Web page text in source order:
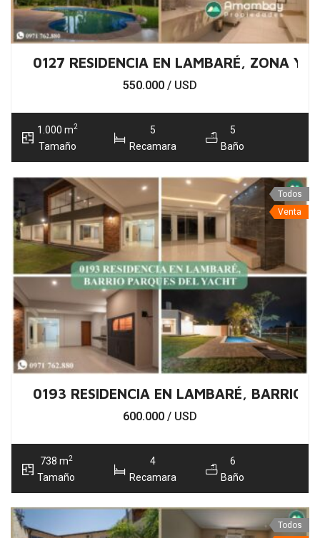
0127 RESIDENCIA EN LAMBARÉ, ZONA
550.000 / USD
1.000 m2
Tamaño
5
Recamara
5
Baño
Todos
Venta
0193 RESIDENCIA EN LAMBARÉ, BARRIO
600.000 / USD
738 m2
Tamaño
4
Recamara
6
Baño
Todos